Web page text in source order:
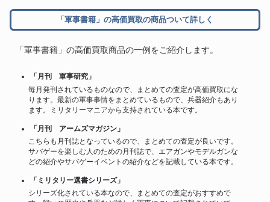
「軍事書籍」の高価買取の商品ついて詳しく
「軍事書籍」の高価買取商品の一例をご紹介します。
「月刊 軍事研究」
毎月発刊されているものなので、まとめての査定が高価買取にな
ります。最新の軍事事情をまとめているもので、兵器紹介もあり
ます。ミリタリーマニアから支持されている本です。
「月刊 アームズマガジン」
こちらも月刊誌となっているので、まとめての査定が良いです。
サバゲーを楽しむ人のための月刊誌で、エアガンやモデルガンな
どの紹介やサバゲーイベントの紹介などを記載している本です。
「ミリタリー選書シリーズ」
シリーズ化されている本なので、まとめての査定がおすすめで